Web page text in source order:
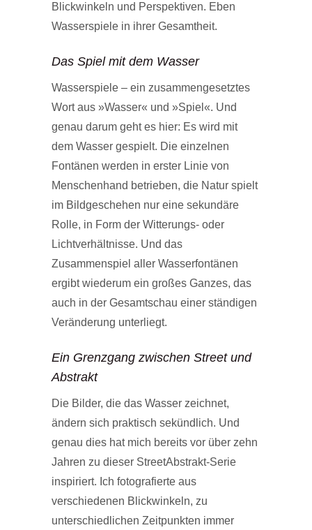
Blickwinkeln und Perspektiven. Eben
Wasserspiele in ihrer Gesamtheit.
Das Spiel mit dem Wasser
Wasserspiele – ein zusammengesetztes
Wort aus »Wasser« und »Spiel«. Und
genau darum geht es hier: Es wird mit
dem Wasser gespielt. Die einzelnen
Fontänen werden in erster Linie von
Menschenhand betrieben, die Natur spielt
im Bildgeschehen nur eine sekundäre
Rolle, in Form der Witterungs- oder
Lichtverhältnisse. Und das
Zusammenspiel aller Wasserfontänen
ergibt wiederum ein großes Ganzes, das
auch in der Gesamtschau einer ständigen
Veränderung unterliegt.
Ein Grenzgang zwischen Street und
Abstrakt
Die Bilder, die das Wasser zeichnet,
ändern sich praktisch sekündlich. Und
genau dies hat mich bereits vor über zehn
Jahren zu dieser StreetAbstrakt-Serie
inspiriert. Ich fotografierte aus
verschiedenen Blickwinkeln, zu
unterschiedlichen Zeitpunkten immer